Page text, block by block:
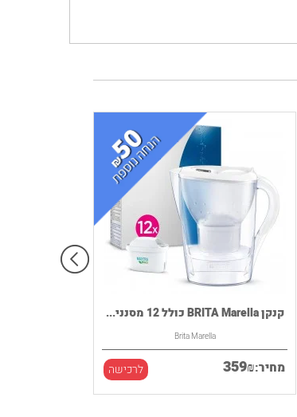
קנקן BRITA Marella כולל 12 מסנני...
Brita Marella
מחיר: 359₪ לרכישה